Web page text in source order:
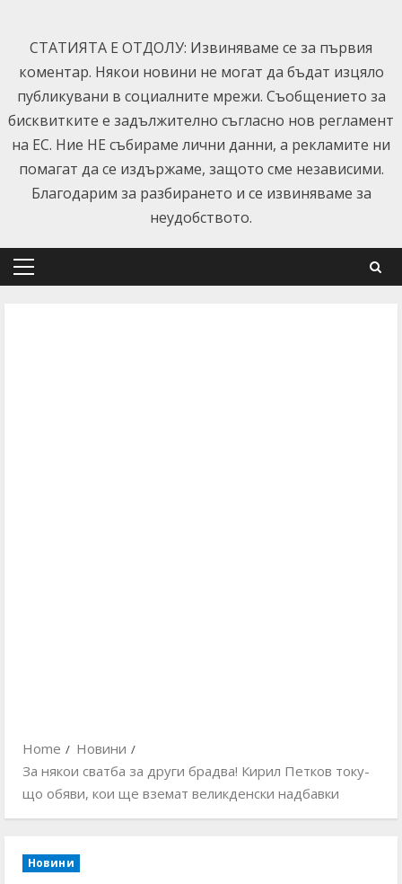
content
СТАТИЯТА Е ОТДОЛУ: Извиняваме се за първия
коментар. Някои новини не могат да бъдат изцяло
публикувани в социалните мрежи. Съобщението за
бисквитките е задължително съгласно нов регламент
на ЕС. Ние НЕ събираме лични данни, а рекламите ни
помагат да се издържаме, защото сме независими.
Благодарим за разбирането и се извиняваме за
неудобството.
Primary
Home
Новини
За някои сватба за други брадва! Кирил Петков току-
що обяви, кои ще вземат великденски надбавки
Новини